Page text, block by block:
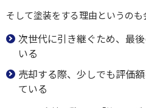
そして塗装をする理由というのも
次世代に引き継ぐため、最
いる
売却する際、少しでも評価
ている